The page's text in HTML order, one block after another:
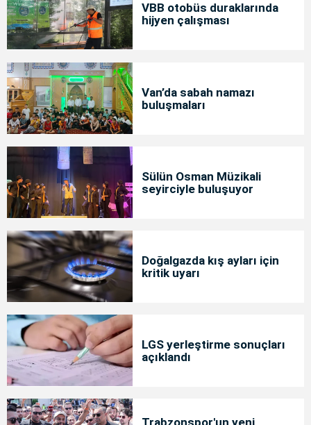
VBB otobüs duraklarında
hijyen çalışması
Van’da sabah namazı
buluşmaları
Sülün Osman Müzikali
seyirciyle buluşuyor
Doğalgazda kış ayları için
kritik uyarı
LGS yerleştirme sonuçları
açıklandı
Trabzonspor'un yeni